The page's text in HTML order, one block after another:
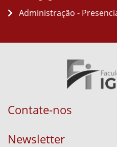
Administração -
Contate-nos
Newsletter